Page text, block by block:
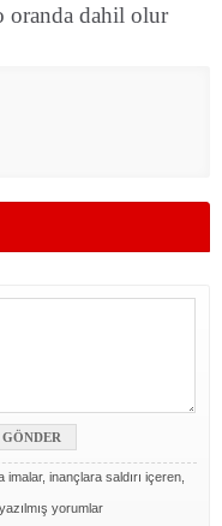
oranda dahil olur
inançlara saldırı içeren,
yorumlar